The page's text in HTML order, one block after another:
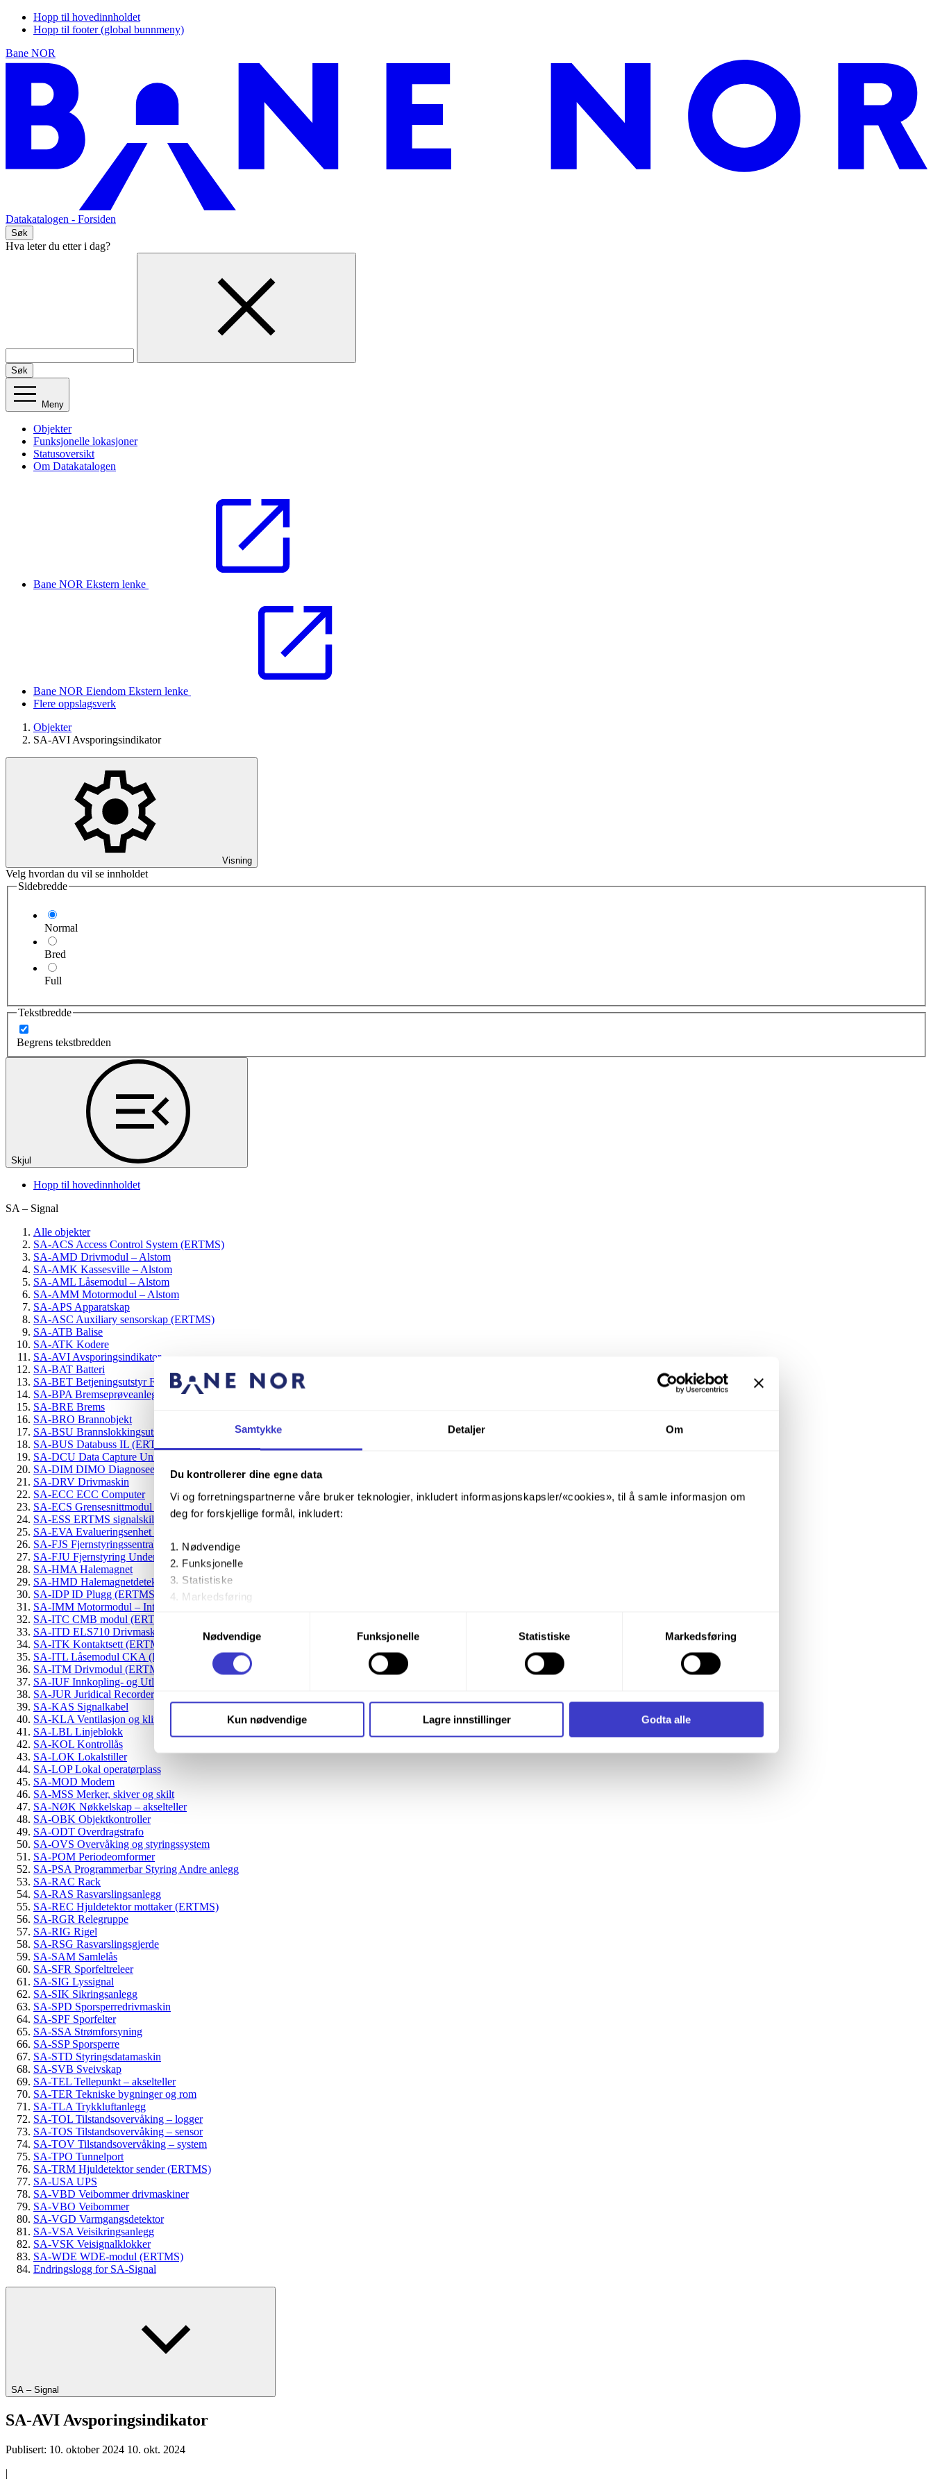
Samtykke Detaljer Om
Du kontrollerer dine egne data
Vi og forretningspartnerne våre bruker teknologier, inkludert informasjonskapsler/«cookies», til å samle informasjon om
deg for forskjellige formål, inkludert:
Nødvendige
Funksjonelle
Statistiske
Markedsføring
Ved å trykke «Godta alle» gir du din tillatelse til alle disse formålene. Du kan også velge formålet du vil samtykke til ved å
trykke på avmerkingsboksen under formålet, og deretter trykke «Lagre innstillingene».
Du kan lese mer om hvordan vi bruker informasjonskapsler og annen teknologi, og hvordan vi samler inn og behandler
personopplysninger på vår side
Informasjonskapsler (Cookies)
Samtykkevalg
Nødvendige
Funksjonelle Statistiske Markedsføring
Kun nødvendige Lagre innstillinger Godta alle
Hopp til hovedinnholdet
Hopp til footer (global bunnmeny)
Bane NOR
Datakatalogen - Forsiden
Søk
Hva leter du etter i dag?
Søk
Meny
Objekter
Funksjonelle lokasjoner
Statusoversikt
Om Datakatalogen
Bane NOR Ekstern lenke
Bane NOR Eiendom Ekstern lenke
Flere oppslagsverk
Objekter
SA-AVI Avsporingsindikator
Visning
Velg hvordan du vil se innholdet
Sidebredde
Normal
Bred
Full
Tekstbredde
Begrens tekstbredden
Skjul
Hopp til hovedinnholdet
SA – Signal
Alle objekter
SA-ACS Access Control System (ERTMS)
SA-AMD Drivmodul – Alstom
SA-AMK Kassesville – Alstom
SA-AML Låsemodul – Alstom
SA-AMM Motormodul – Alstom
SA-APS Apparatskap
SA-ASC Auxiliary sensorskap (ERTMS)
SA-ATB Balise
SA-ATK Kodere
SA-AVI Avsporingsindikator
SA-BAT Batteri
SA-BET Betjeningsutstyr Frittstående
SA-BPA Bremseprøveanlegg
SA-BRE Brems
SA-BRO Brannobjekt
SA-BSU Brannslokkingsutstyr
SA-BUS Databuss IL (ERTMS)
SA-DCU Data Capture Unit (ERTMS)
SA-DIM DIMO Diagnoseenhet (ERTMS)
SA-DRV Drivmaskin
SA-ECC ECC Computer
SA-ECS Grensesnittmodul RBC/GSM-R
SA-ESS ERTMS signalskilt
SA-EVA Evalueringsenhet – akselteller
SA-FJS Fjernstyringssentral
SA-FJU Fjernstyring Undersentral
SA-HMA Halemagnet
SA-HMD Halemagnetdetektor
SA-IDP ID Plugg (ERTMS)
SA-IMM Motormodul – Integra
SA-ITC CMB modul (ERTMS)
SA-ITD ELS710 Drivmaskin (ERTMS)
SA-ITK Kontaktsett (ERTMS)
SA-ITL Låsemodul CKA (ERTMS)
SA-ITM Drivmodul (ERTMS)
SA-IUF Innkopling- og Utløsningsfelter
SA-JUR Juridical Recorder
SA-KAS Signalkabel
SA-KLA Ventilasjon og klimaanlegg
SA-LBL Linjeblokk
SA-KOL Kontrollås
SA-LOK Lokalstiller
SA-LOP Lokal operatørplass
SA-MOD Modem
SA-MSS Merker, skiver og skilt
SA-NØK Nøkkelskap – akselteller
SA-OBK Objektkontroller
SA-ODT Overdragstrafo
SA-OVS Overvåking og styringssystem
SA-POM Periodeomformer
SA-PSA Programmerbar Styring Andre anlegg
SA-RAC Rack
SA-RAS Rasvarslingsanlegg
SA-REC Hjuldetektor mottaker (ERTMS)
SA-RGR Relegruppe
SA-RIG Rigel
SA-RSG Rasvarslingsgjerde
SA-SAM Samlelås
SA-SFR Sporfeltreleer
SA-SIG Lyssignal
SA-SIK Sikringsanlegg
SA-SPD Sporsperredrivmaskin
SA-SPF Sporfelter
SA-SSA Strømforsyning
SA-SSP Sporsperre
SA-STD Styringsdatamaskin
SA-SVB Sveivskap
SA-TEL Tellepunkt – akselteller
SA-TER Tekniske bygninger og rom
SA-TLA Trykkluftanlegg
SA-TOL Tilstandsovervåking – logger
SA-TOS Tilstandsovervåking – sensor
SA-TOV Tilstandsovervåking – system
SA-TPO Tunnelport
SA-TRM Hjuldetektor sender (ERTMS)
SA-USA UPS
SA-VBD Veibommer drivmaskiner
SA-VBO Veibommer
SA-VGD Varmgangsdetektor
SA-VSA Veisikringsanlegg
SA-VSK Veisignalklokker
SA-WDE WDE-modul (ERTMS)
Endringslogg for SA-Signal
SA – Signal
SA-AVI Avsporingsindikator
Publisert: 10. oktober 2024 10. okt. 2024
|